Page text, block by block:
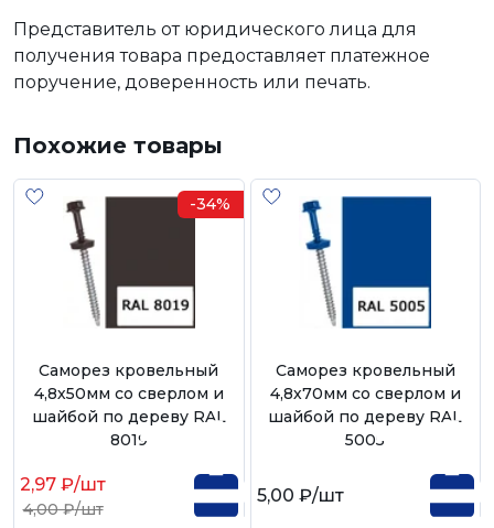
Представитель от юридического лица для
получения товара предоставляет платежное
поручение, доверенность или печать.
Похожие товары
Саморез кровельный
4,8х50мм со сверлом и
шайбой по дереву RAL
8019
2,97 ₽/шт
4,00 ₽/шт
-34%
Саморез кровельный
4,8х70мм со сверлом и
шайбой по дереву RAL
5005
5,00 ₽/шт